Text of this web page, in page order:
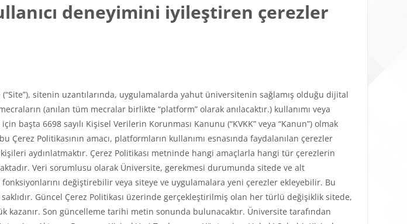
deneyimini iyileştiren çerezler
sitenin uzantılarında, uygulamalarda yahut üniversitenin sağlamış olduğu dijital
(anılan tüm mecralar birlikte “platform” olarak anılacaktır.) kullanımı veya
6698 sayılı Kişisel Verilerin Korunması Kanunu (“KVKK” veya “Kanun”) olmak
Politikasının amacı, platformların kullanımı esnasında faydalanılan çerezler
aydınlatmaktır. Çerez Politikası metninde hangi amaçlarla hangi tür çerezlerin
Veri sorumlusu olarak Üniversite, gerekmesi durumunda sitede ve alt
değiştirebilir veya siteye ve uygulamalara yeni çerezler ekleyebilir. Bu
Güncel Çerez Politikası üzerinde gerçekleştirilmiş olan her türlü değişiklik sitede,
Son güncelleme tarihi metin sonunda bulunacaktır. Üniversite tarafından